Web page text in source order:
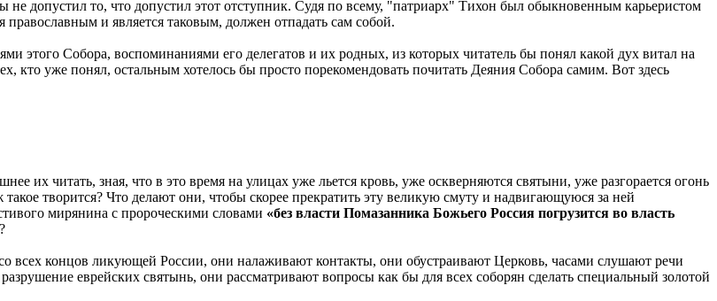
допустил то, что допустил этот отступник. Судя по всему, "патриарх" Тихон был обыкновенным карьеристом
православным и является таковым, должен отпадать сам собой.
этого Собора, воспоминаниями его делегатов и их родных, из которых читатель бы понял какой дух витал на
уже понял, остальным хотелось бы просто порекомендовать почитать Деяния Собора самим. Вот здесь
их читать, зная, что в это время на улицах уже льется кровь, уже оскверняются святыни, уже разгорается огонь
творится? Что делают они, чтобы скорее прекратить эту великую смуту и надвигающуюся за ней
мирянина с пророческими словами «без власти Помазанника Божьего Россия погрузится во власть
всех концов ликующей России, они налаживают контакты, они обустраивают Церковь, часами слушают речи
еврейских святынь, они рассматривают вопросы как бы для всех соборян сделать специальный золотой